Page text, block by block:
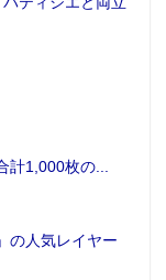
計1,000枚の...
の人気レイヤー